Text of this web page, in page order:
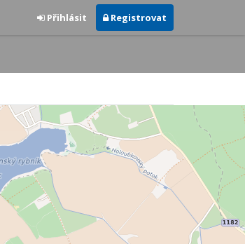
Přihlásit Registrovat